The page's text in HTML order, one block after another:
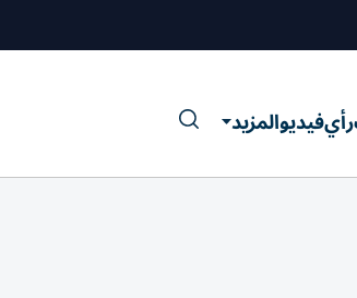
رأيفيديوالمزيد